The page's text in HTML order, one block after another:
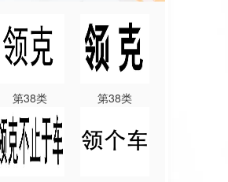
第38类 第38类